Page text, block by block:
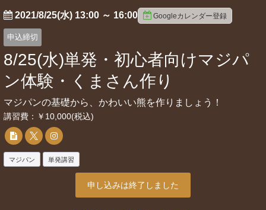
2021/8/25(水) 13:00 ～ 16:00 Googleカレンダー登録
申込締切
8/25(水)単発・初心者向けマジパ
ン体験・くまさん作り
マジパンの基礎から、かわいい熊を作りましょう！
講習費：￥10,000(税込)
マジパン 単発講習
申し込みは終了しました